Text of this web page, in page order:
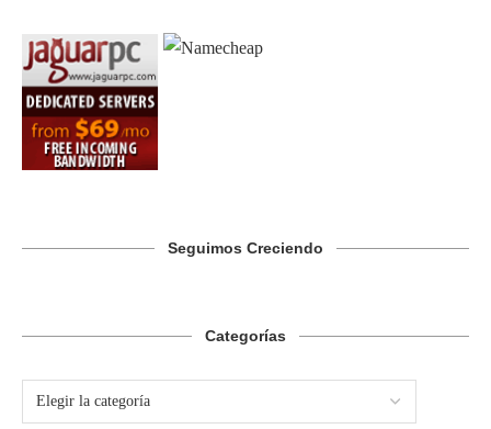
Seguimos Creciendo
Categorías